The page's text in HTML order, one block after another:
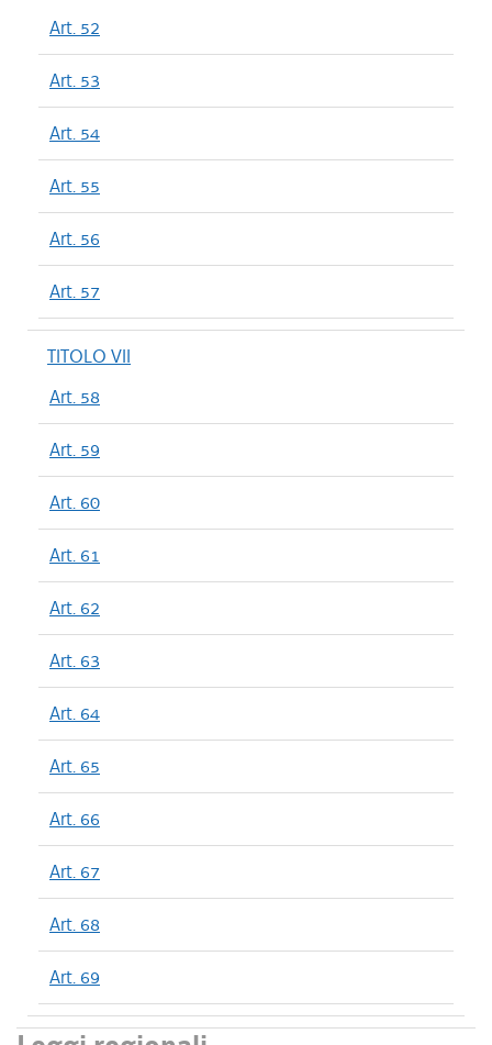
Art. 52
Art. 53
Art. 54
Art. 55
Art. 56
Art. 57
TITOLO VII
Art. 58
Art. 59
Art. 60
Art. 61
Art. 62
Art. 63
Art. 64
Art. 65
Art. 66
Art. 67
Art. 68
Art. 69